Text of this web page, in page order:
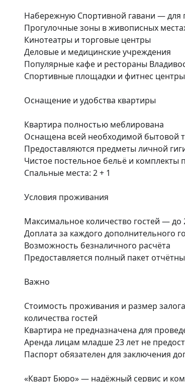
Набережную Спортивной гавани — для
Прогулочные зоны в живописных
Кинотеатры и торговые центры
Деловые и медицинские учреждения
Популярные кафе и рестораны
Спортивные площадки и фитнес центры
Оснащение и удобства квартиры
Квартира полностью меблирована
Оснащена всей необходимой бытовой
Предоставляются предметы личной
Чистое постельное бельё и комплекты
Спальные места: 2 + 1
Условия проживания
Максимальное количество гостей — до
Доплата за каждого дополнительного
Возможность безналичного расчёта
Предоставляется полный пакет
Важно
Стоимость проживания и размер
количества гостей
Квартира не предназначена для
Аренда лицам младше 23 лет не
Паспорт обязателен для заключения
«Кварт Бюро» — надёжный сервис и